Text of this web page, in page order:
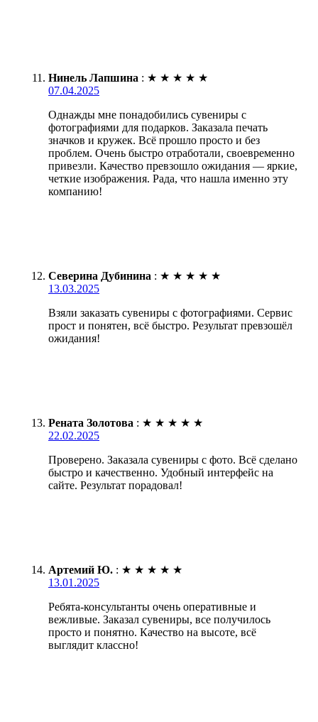
Нинель Лапшина : ★ ★ ★ ★ ★
07.04.2025
Однажды мне понадобились сувениры с
фотографиями для подарков. Заказала печать
значков и кружек. Всё прошло просто и без
проблем. Очень быстро отработали, своевременно
привезли. Качество превзошло ожидания — яркие,
четкие изображения. Рада, что нашла именно эту
компанию!
Северина Дубинина : ★ ★ ★ ★ ★
13.03.2025
Взяли заказать сувениры с фотографиями. Сервис
прост и понятен, всё быстро. Результат превзошёл
ожидания!
Рената Золотова : ★ ★ ★ ★ ★
22.02.2025
Проверено. Заказала сувениры с фото. Всё сделано
быстро и качественно. Удобный интерфейс на
сайте. Результат порадовал!
Артемий Ю. : ★ ★ ★ ★ ★
13.01.2025
Ребята-консультанты очень оперативные и
вежливые. Заказал сувениры, все получилось
просто и понятно. Качество на высоте, всё
выглядит классно!